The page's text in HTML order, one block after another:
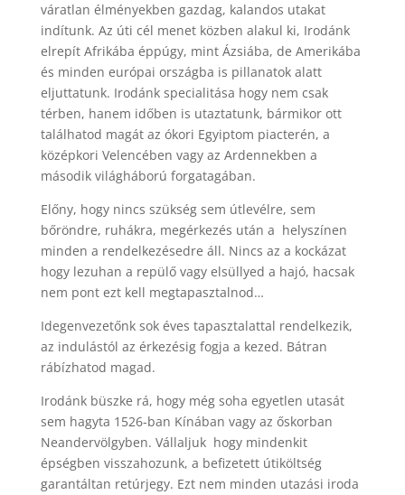
váratlan élményekben gazdag, kalandos utakat
indítunk. Az úti cél menet közben alakul ki, Irodánk
elrepít Afrikába éppúgy, mint Ázsiába, de Amerikába
és minden európai országba is pillanatok alatt
eljuttatunk. Irodánk specialitása hogy nem csak
térben, hanem időben is utaztatunk, bármikor ott
találhatod magát az ókori Egyiptom piacterén, a
középkori Velencében vagy az Ardennekben a
második világháború forgatagában.
Előny, hogy nincs szükség sem útlevélre, sem
bőröndre, ruhákra, megérkezés után a helyszínen
minden a rendelkezésedre áll. Nincs az a kockázat
hogy lezuhan a repülő vagy elsüllyed a hajó, hacsak
nem pont ezt kell megtapasztalnod…
Idegenvezetőnk sok éves tapasztalattal rendelkezik,
az indulástól az érkezésig fogja a kezed. Bátran
rábízhatod magad.
Irodánk büszke rá, hogy még soha egyetlen utasát
sem hagyta 1526-ban Kínában vagy az őskorban
Neandervölgyben. Vállaljuk hogy mindenkit
épségben visszahozunk, a befizetett útiköltség
garantáltan retúrjegy. Ezt nem minden utazási iroda